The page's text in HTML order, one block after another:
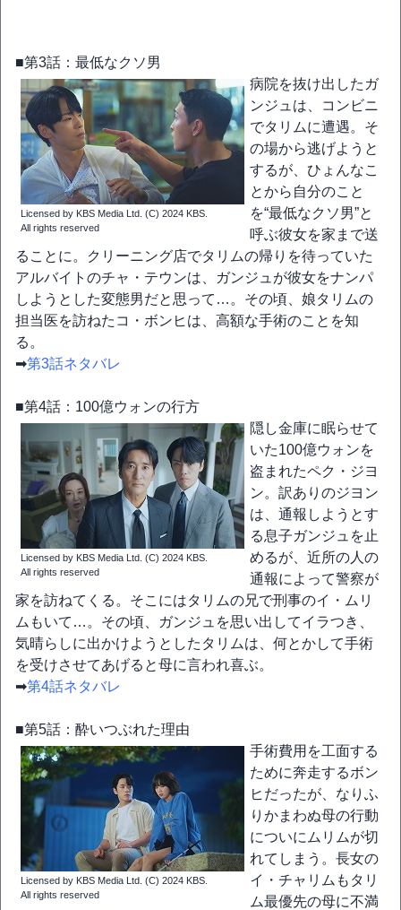
■第3話：最低なクソ男
Licensed by KBS Media Ltd. (C) 2024 KBS.
All rights reserved
病院を抜け出したガ
ンジュは、コンビニ
でタリムに遭遇。そ
の場から逃げようと
するが、ひょんなこ
とから自分のこと
を“最低なクソ男”と
呼ぶ彼女を家まで送
ることに。クリーニング店でタリムの帰りを待っていた
アルバイトのチャ・テウンは、ガンジュが彼女をナンパ
しようとした変態男だと思って…。その頃、娘タリムの
担当医を訪ねたコ・ボンヒは、高額な手術のことを知
る。
➡第3話ネタバレ
■第4話：100億ウォンの行方
Licensed by KBS Media Ltd. (C) 2024 KBS.
All rights reserved
隠し金庫に眠らせて
いた100億ウォンを
盗まれたペク・ジヨ
ン。訳ありのジヨン
は、通報しようとす
る息子ガンジュを止
めるが、近所の人の
通報によって警察が
家を訪ねてくる。そこにはタリムの兄で刑事のイ・ムリ
ムもいて…。その頃、ガンジュを思い出してイラつき、
気晴らしに出かけようとしたタリムは、何とかして手術
を受けさせてあげると母に言われ喜ぶ。
➡第4話ネタバレ
■第5話：酔いつぶれた理由
Licensed by KBS Media Ltd. (C) 2024 KBS.
All rights reserved
手術費用を工面する
ために奔走するボン
ヒだったが、なりふ
りかまわぬ母の行動
についにムリムが切
れてしまう。長女の
イ・チャリムもタリ
ム最優先の母に不満